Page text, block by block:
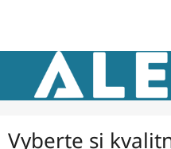
Vyberte si